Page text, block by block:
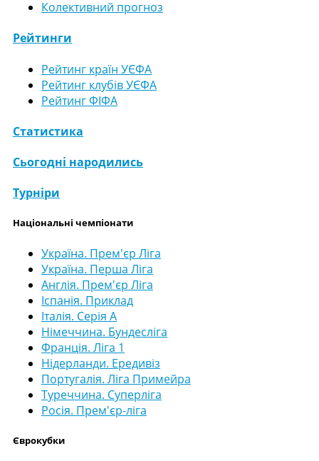
Колективний прогноз
Рейтинги
Рейтинг країн УЄФА
Рейтинг клубів УЄФА
Рейтинг ФІФА
Статистика
Сьогодні народились
Турніри
Національні чемпіонати
Україна. Прем'єр Ліга
Україна. Перша Ліга
Англія. Прем'єр Ліга
Іспанія. Приклад
Італія. Серія А
Німеччина. Бундесліга
Франція. Ліга 1
Нідерланди. Ередивіз
Португалія. Ліга Примейра
Туреччина. Суперліга
Росія. Прем'єр-ліга
Єврокубки